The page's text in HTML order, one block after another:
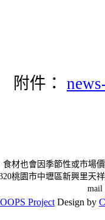
附件：
材也會因季節性或市場
桃園市中壢區新興里
mail
Project Design by